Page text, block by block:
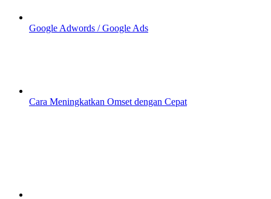
Google Adwords / Google Ads
Cara Meningkatkan Omset dengan Cepat